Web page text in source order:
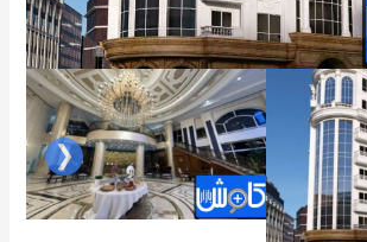
❮